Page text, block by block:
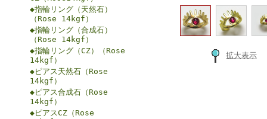
◆指輪リング（天然石）
（Rose 14kgf）
◆指輪リング（合成石）
（Rose 14kgf）
◆指輪リング（CZ）（Rose
14kgf）
◆ピアス天然石（Rose
14kgf）
◆ピアス合成石（Rose
14kgf）
◆ピアスCZ（Rose
拡大表示